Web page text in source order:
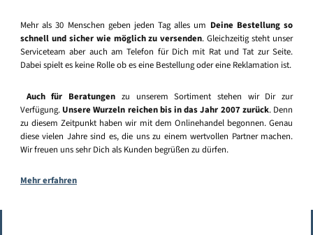
Mehr als 30 Menschen geben jeden Tag alles um Deine Bestellung so
schnell und sicher wie möglich zu versenden. Gleichzeitig steht unser
Serviceteam aber auch am Telefon für Dich mit Rat und Tat zur Seite.
Dabei spielt es keine Rolle ob es eine Bestellung oder eine Reklamation ist.
Auch für Beratungen zu unserem Sortiment stehen wir Dir zur
Verfügung. Unsere Wurzeln reichen bis in das Jahr 2007 zurück. Denn
zu diesem Zeitpunkt haben wir mit dem Onlinehandel begonnen. Genau
diese vielen Jahre sind es, die uns zu einem wertvollen Partner machen.
Wir freuen uns sehr Dich als Kunden begrüßen zu dürfen.
Mehr erfahren